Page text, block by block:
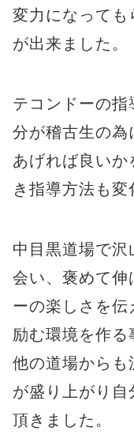
変力になって
が出来ました。
テコンドーの指
分が稽古生の為
あげれば良い
き指導方法も変
中目黒道場で沢
会い、褒めて伸
ーの楽しさを伝
励む環境を作る
他の道場から
が盛り上がり自
頂きました。